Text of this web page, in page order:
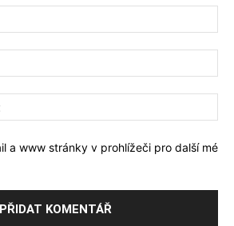
a www stránky v prohlížeči pro další mé